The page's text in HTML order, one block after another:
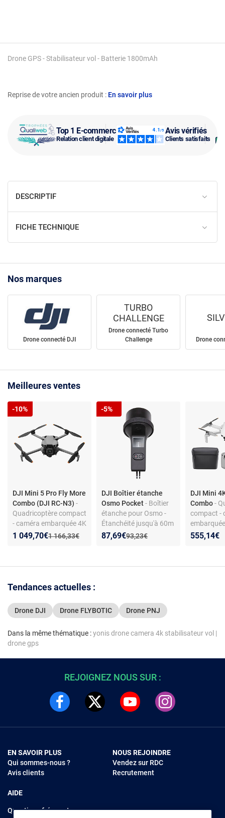
Top 1 E-commerce
Relation client digitale
Avis vérifiés
Clients satisfaits
Reprise de votre ancien produit : En savoir plus
Drone GPS - Stabilisateur vol - Batterie 1800mAh
DESCRIPTIF
FICHE TECHNIQUE
Nos marques
Drone connecté DJI
TURBO
CHALLENGE
Drone connecté Turbo
Challenge
Drone
Meilleures ventes
DJI Mini 5 Pro Fly More
Combo (DJI RC-N3) -
Quadricoptère compact
- caméra embarquée 4K
120p - FOV 84° -
durée de vol 34 minutes
Ancien prix :
1 166,33€
Nouveau prix :
1 049,70€
Réduction de :
-10%
DJI Boîtier étanche
Osmo Pocket- Boîtier
étanche pour Osmo -
Étanchéité jusqu'à 60m
- Supports de montage
Ancien prix :
93,23€
Nouveau prix :
87,69€
Réduction de :
-5%
DJI Mini
Combo-
compact -
83° -
555,14€
Tendances actuelles :
Drone DJI Drone FLYBOTIC Drone PNJ
Dans la même thématique :yonis drone camera 4k stabilisateur vol |
drone gps
REJOIGNEZ NOUS SUR :
EN SAVOIR PLUS
Qui sommes-nous ?
Avis clients
AIDE
Questions fréquentes
NOUS REJOINDRE
Vendez sur RDC
Recrutement